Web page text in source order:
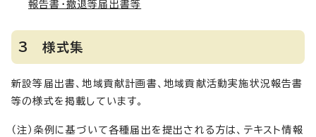
報告書・撤退等届出書等
3 様式集
新設等届出書、地域貢献計画書、地域貢献活動実施状況報告書
等の様式を掲載しています。
（注）条例に基づいて各種届出を提出される方は、テキスト情報